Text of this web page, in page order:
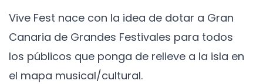
Vive Fest nace con la idea de dotar a Gran
Canaria de Grandes Festivales para todos
los públicos que ponga de relieve a la isla en
el mapa musical/cultural.